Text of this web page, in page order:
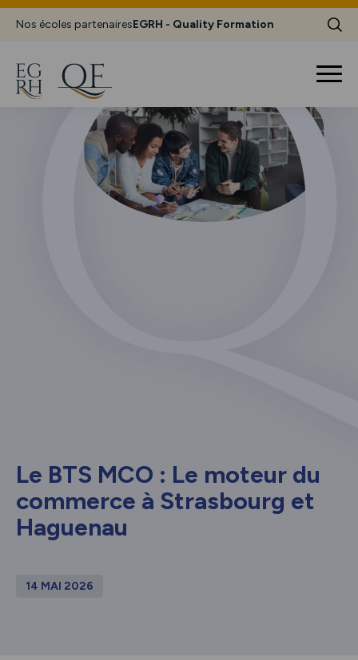
Nos écoles partenairesEGRH - Quality Formation
Le BTS MCO : Le moteur du
commerce à Strasbourg et
Haguenau
14 MAI 2026